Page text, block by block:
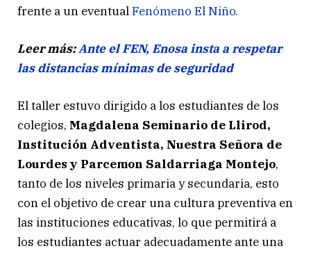
frente a un eventualFenómeno El Niño.
Leer más:Ante el FEN, Enosa insta a respetar
las distancias mínimas de seguridad
El taller estuvo dirigido a los estudiantes de los
colegios, Magdalena Seminario de Llirod,
Institución Adventista, Nuestra Señora de
Lourdes y Parcemon Saldarriaga Montejo,
tanto de los niveles primaria y secundaria, esto
con el objetivo de crear una cultura preventiva en
las instituciones educativas, lo que permitirá a
los estudiantes actuar adecuadamente ante una